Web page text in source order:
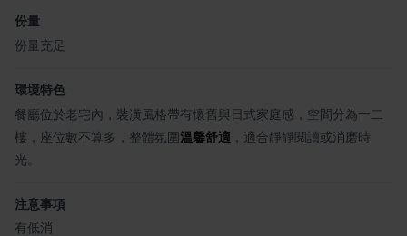
份量
份量充足
環境特色
餐廳位於老宅內，裝潢風格帶有懷舊與日式家庭感，空間分為一二
樓，座位數不算多，整體氛圍溫馨舒適 ，適合靜靜閱讀或消磨時
光。
注意事項
有低消